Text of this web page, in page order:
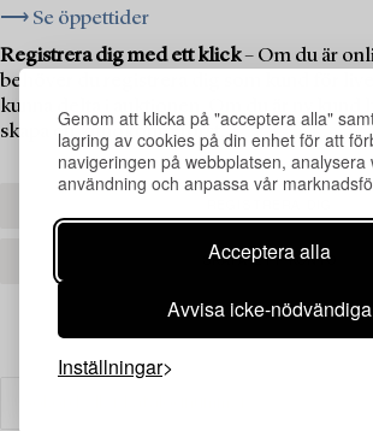
Genom att klicka på "acceptera alla"
lagring av cookies på din enhet för att
navigeringen på webbplatsen, analysera
användning och anpassa vår
Acceptera alla
Avvisa icke-nödvändiga
Inställningar
⟶ Se öppettider
Registrera dig med ett klick– Om du är
behöver du registrera dig som kund för
kunna delta i auktionen. Om du är ny kund
skapa ett kundkonto först.
SKAPA ETT KONTO